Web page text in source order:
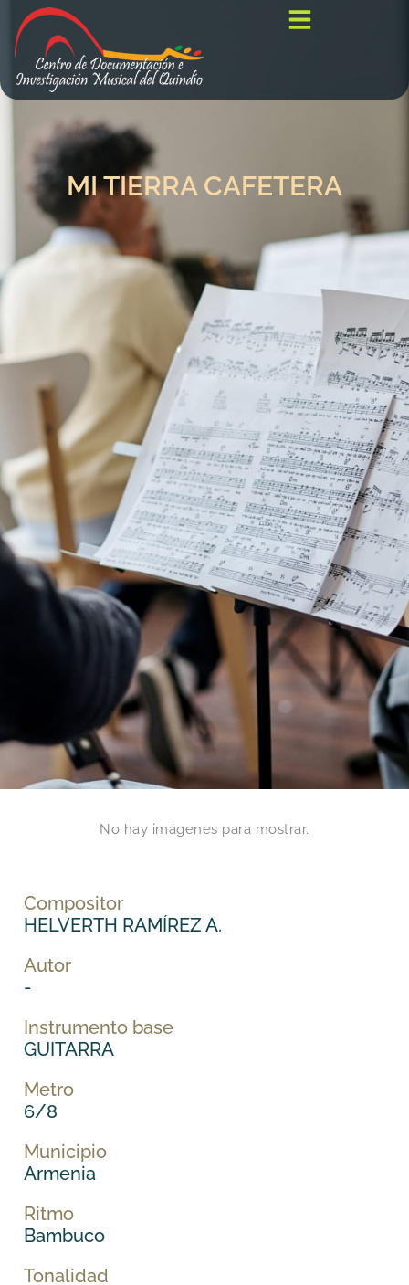
MI TIERRA CAFETERA
No hay imágenes para mostrar.
Compositor
HELVERTH RAMÍREZ A.
Autor
-
Instrumento base
GUITARRA
Metro
6/8
Municipio
Armenia
Ritmo
Bambuco
Tonalidad